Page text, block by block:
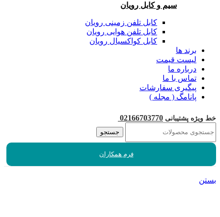
سیم و کابل رویان
کابل تلفن زمینی رویان
کابل تلفن هوایی رویان
کابل کواکسیال رویان
برند ها
لیست قیمت
درباره ما
تماس با ما
پیگیری سفارشات
پانامگ ( مجله )
خط ویژه پشتیبانی 02166703770
جستجو
فرم همکاران
بستن